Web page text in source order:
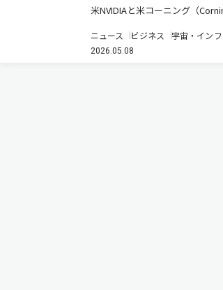
米NVIDIAと米コーニング（
先進的な光接続製品の生産を大
数年にわたる商業・技術提携を
ニュース ビジネス 宇宙・イン
2026.05.08